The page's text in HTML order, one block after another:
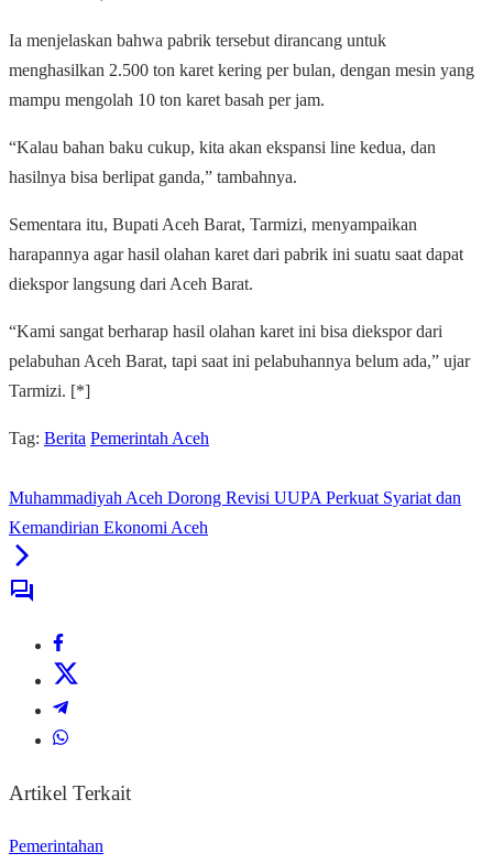
Ia menjelaskan bahwa pabrik tersebut dirancang untuk
menghasilkan 2.500 ton karet kering per bulan, dengan mesin yang
mampu mengolah 10 ton karet basah per jam.
“Kalau bahan baku cukup, kita akan ekspansi line kedua, dan
hasilnya bisa berlipat ganda,” tambahnya.
Sementara itu, Bupati Aceh Barat, Tarmizi, menyampaikan
harapannya agar hasil olahan karet dari pabrik ini suatu saat dapat
diekspor langsung dari Aceh Barat.
“Kami sangat berharap hasil olahan karet ini bisa diekspor dari
pelabuhan Aceh Barat, tapi saat ini pelabuhannya belum ada,” ujar
Tarmizi. [*]
Tag: Berita Pemerintah Aceh
Muhammadiyah Aceh Dorong Revisi UUPA Perkuat Syariat dan
Kemandirian Ekonomi Aceh
Artikel Terkait
Pemerintahan